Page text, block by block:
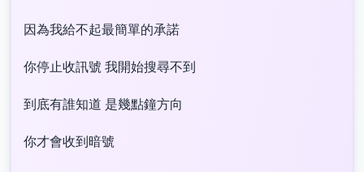
因為我給不起最簡單的承諾
你停止收訊號 我開始搜尋不到
到底有誰知道 是幾點鐘方向
你才會收到暗號